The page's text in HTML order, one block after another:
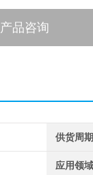
产品咨询
供货周期
应用领域